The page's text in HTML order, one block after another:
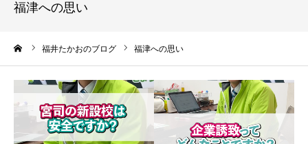
福津への思い
福井たかおのブログ 福津への思い